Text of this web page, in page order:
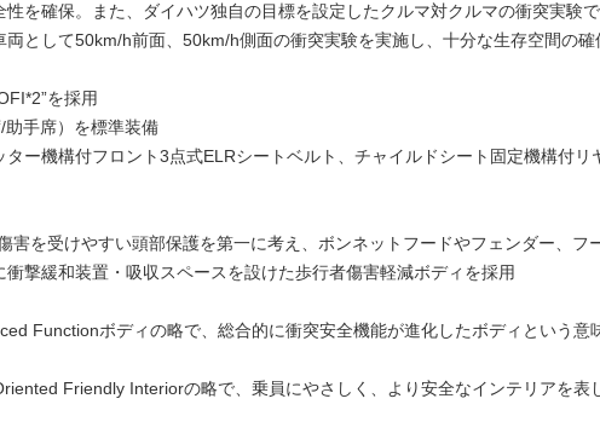
を確保。また、ダイハツ独自の目標を設定したクルマ対クルマの衝突実験で
として50km/h前面、50km/h側面の衝突実験を実施し、十分な生存空間の確
を採用
助手席）を標準装備
ー機構付フロント3点式ELRシートベルト、チャイルドシート固定機構付リ
害を受けやすい頭部保護を第一に考え、ボンネットフードやフェンダー、フ
衝撃緩和装置・吸収スペースを設けた歩行者傷害軽減ボディを採用
Functionボディの略で、総合的に衝突安全機能が進化したボディという意
Friendly Interiorの略で、乗員にやさしく、より安全なインテリアを表